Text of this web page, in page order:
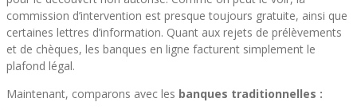
commission d’intervention est presque toujours gratuite, ainsi que
certaines lettres d’information. Quant aux rejets de prélèvements
et de chèques, les banques en ligne facturent simplement le
plafond légal.
Maintenant, comparons avec les banques traditionnelles :